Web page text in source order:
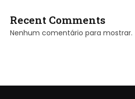
Recent Comments
Nenhum comentário para mostrar.